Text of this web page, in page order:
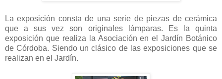
La exposición consta de una serie de piezas de cerámica
que a sus vez son originales lámparas. Es la quinta
exposición que realiza la Asociación en el Jardín Botánico
de Córdoba. Siendo un clásico de las exposiciones que se
realizan en el Jardín.